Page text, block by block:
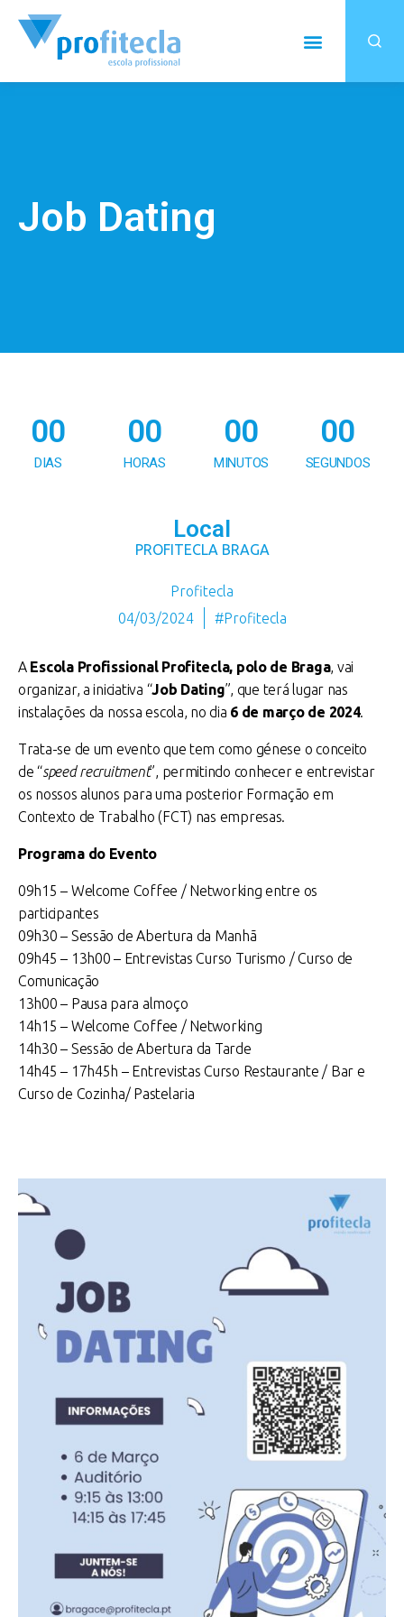
Job Dating
00
DIAS
00
HORAS
00
MINUTOS
00
SEGUNDOS
Local
PROFITECLA BRAGA
Profitecla
04/03/2024
#Profitecla
A Escola Profissional Profitecla, polo de Braga, vai
organizar, a iniciativa “Job Dating”, que terá lugar nas
instalações da nossa escola, no dia 6 de março de 2024.
Trata-se de um evento que tem como génese o conceito
de “speed recruitment”, permitindo conhecer e entrevistar
os nossos alunos para uma posterior Formação em
Contexto de Trabalho (FCT) nas empresas.
Programa do Evento
09h15 – Welcome Coffee / Networking entre os
participantes
09h30 – Sessão de Abertura da Manhã
09h45 – 13h00 – Entrevistas Curso Turismo / Curso de
Comunicação
13h00 – Pausa para almoço
14h15 – Welcome Coffee / Networking
14h30 – Sessão de Abertura da Tarde
14h45 – 17h45h – Entrevistas Curso Restaurante / Bar e
Curso de Cozinha/ Pastelaria